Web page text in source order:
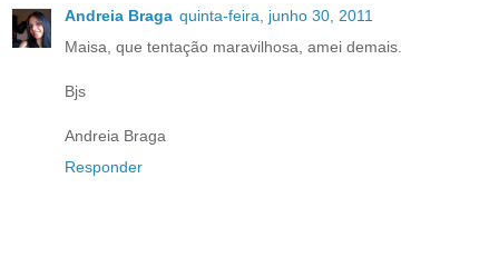
Andreia Braga quinta-feira, junho 30, 2011
Maisa, que tentação maravilhosa, amei demais.
Bjs
Andreia Braga
Responder